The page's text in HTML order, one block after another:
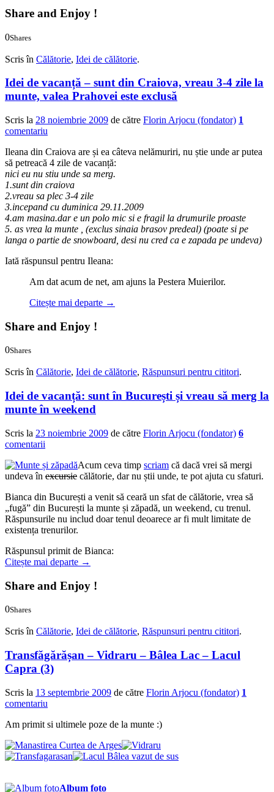
Share and Enjoy !
0Shares
Scris în Călătorie, Idei de călătorie.
Idei de vacanță – sunt din Craiova, vreau 3-4 zile la
munte, valea Prahovei este exclusă
Scris la 28 noiembrie 2009 de către Florin Arjocu (fondator) 1
comentariu
Ileana din Craiova are și ea câteva nelămuriri, nu știe unde ar putea
să petreacă 4 zile de vacanță:
nici eu nu stiu unde sa merg.
1.sunt din craiova
2.vreau sa plec 3-4 zile
3.incepand cu duminica 29.11.2009
4.am masina.dar e un polo mic si e fragil la drumurile proaste
5. as vrea la munte , (exclus sinaia brasov predeal) (poate si pe
langa o partie de snowboard, desi nu cred ca e zapada pe undeva)
Iată răspunsul pentru Ileana:
Am dat acum de net, am ajuns la Pestera Muierilor.
Citește mai departe →
Share and Enjoy !
0Shares
Scris în Călătorie, Idei de călătorie, Răspunsuri pentru cititori.
Idei de vacanță: sunt în București și vreau să merg la
munte în weekend
Scris la 23 noiembrie 2009 de către Florin Arjocu (fondator) 6
comentarii
Acum ceva timp scriam că dacă vrei să mergi
undeva în excursie călătorie, dar nu știi unde, te pot ajuta cu sfaturi.
Bianca din București a venit să ceară un sfat de călătorie, vrea să
„fugă” din București la munte și zăpadă, un weekend, cu trenul.
Răspunsurile nu includ doar tenul deoarece ar fi mult limitate de
existența trenurilor.
Răspunsul primit de Bianca:
Citește mai departe →
Share and Enjoy !
0Shares
Scris în Călătorie, Idei de călătorie, Răspunsuri pentru cititori.
Transfăgărășan – Vidraru – Bâlea Lac – Lacul
Capra (3)
Scris la 13 septembrie 2009 de către Florin Arjocu (fondator) 1
comentariu
Am primit si ultimele poze de la munte :)
Album foto